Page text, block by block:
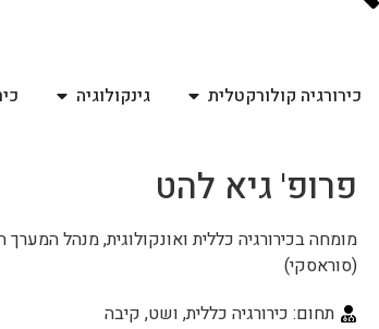
כירורגיה קולורקטלית גינקולוגיה
פרופ' גיא להט
מומחה בכירורגיה כללית ואונקולוגית, מנהל המערך
(סוראסקי)
תחום: כירורגיה כללית, ושט, קיבה